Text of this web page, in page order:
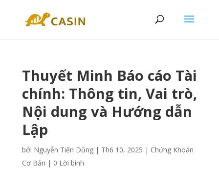
Thuyết Minh Báo cáo Tài
chính: Thông tin, Vai trò,
Nội dung và Hướng dẫn
Lập
bởi Nguyễn Tiến Dũng| Th6 10, 2025 | Chứng Khoán
Cơ Bản | 0 Lời bình